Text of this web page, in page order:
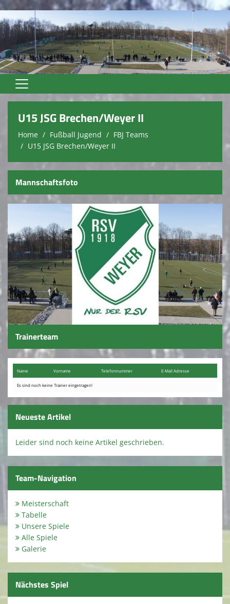
Home
Unser Verein
Vereinsnews
Trainer
Fussball Damen
Fußball Alte Herren
FC Herbstlaub
Gehfußball
Leichtathletik
Kursangebote
Sportabzeichen
Fanshop
Kontaktformular
Nostalgie
Terminkalender
Kirmes 2026
Kindeswohl / Jugendschutz
U15 JSG Brechen/Weyer II
Home Fußball Jugend
FBJ Teams
U15 JSG Brechen/Weyer II
Mannschaftsfoto
Trainerteam
Name Vorname Telefon​nummer E-Mail Adresse
Es sind noch keine Trainer eingetragen!
Neueste Artikel
Leider sind noch keine Artikel geschrieben.
Team-Navigation
Meisterschaft
Tabelle
Unsere Spiele
Alle Spiele
Galerie
Nächstes Spiel